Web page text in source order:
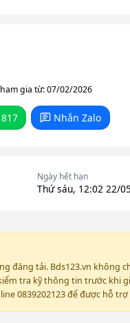
gia từ: 07/02/2026
Nhắn Zalo
Ngày hết hạn
Thứ sáu, 12:02 22/
đăng tải. Bds123.vn không
tra kỹ thông tin trước khi
0839202123 để được hỗ